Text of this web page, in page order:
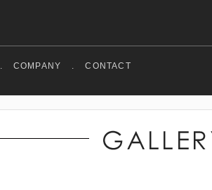
. COMPANY . CONTACT